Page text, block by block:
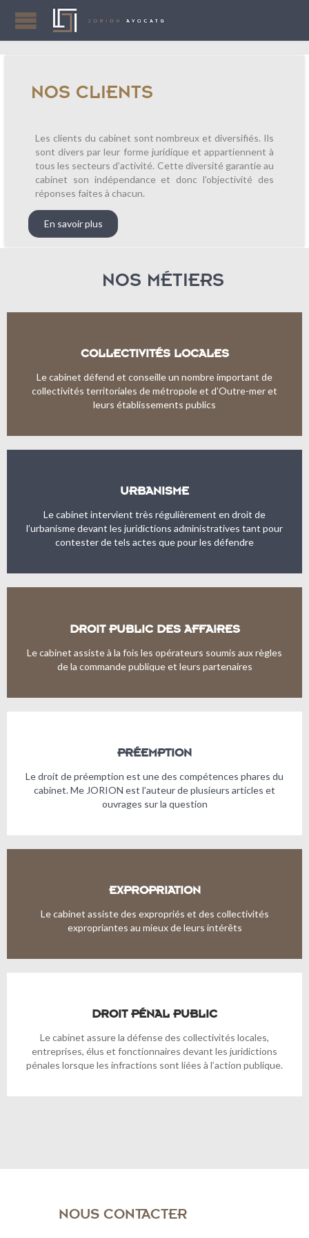
NOS CLIENTS
Les clients du cabinet sont nombreux et diversifiés. Ils
sont divers par leur forme juridique et appartiennent à
tous les secteurs d’activité. Cette diversité garantie au
cabinet son indépendance et donc l’objectivité des
réponses faites à chacun.
En savoir plus
NOS MÉTIERS
COLLECTIVITÉS LOCALES
Le cabinet défend et conseille un nombre important de
collectivités territoriales de métropole et d’Outre-mer et
leurs établissements publics
URBANISME
Le cabinet intervient très régulièrement en droit de
l’urbanisme devant les juridictions administratives tant pour
contester de tels actes que pour les défendre
DROIT PUBLIC DES AFFAIRES
Le cabinet assiste à la fois les opérateurs soumis aux règles
de la commande publique et leurs partenaires
PRÉEMPTION
Le droit de préemption est une des compétences phares du
cabinet. Me JORION est l’auteur de plusieurs articles et
ouvrages sur la question
EXPROPRIATION
Le cabinet assiste des expropriés et des collectivités
expropriantes au mieux de leurs intérêts
DROIT PÉNAL PUBLIC
Le cabinet assure la défense des collectivités locales,
entreprises, élus et fonctionnaires devant les juridictions
pénales lorsque les infractions sont liées à l’action publique.
NOUS CONTACTER